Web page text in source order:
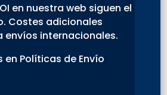
en nuestra web siguen el
Costes adicionales
envíos internacionales.
en Políticas de Envío